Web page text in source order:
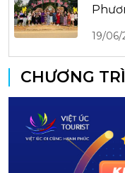
19/06/
CHƯƠNG